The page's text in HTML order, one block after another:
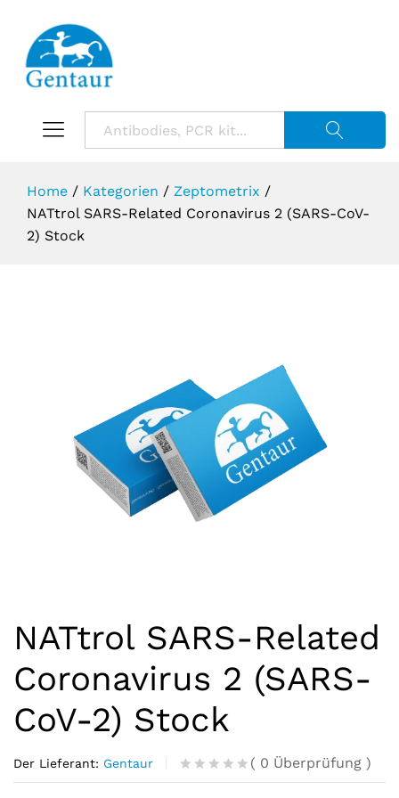
Home / Kategorien / Zeptometrix /
NATtrol SARS-Related Coronavirus 2 (SARS-CoV-
2) Stock
NATtrol SARS-Related
Coronavirus 2 (SARS-
CoV-2) Stock
Der Lieferant: Gentaur
R
0
( 0 Überprüfung )